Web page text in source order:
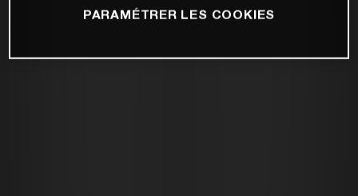
PARAMÉTRER LES COOKIES